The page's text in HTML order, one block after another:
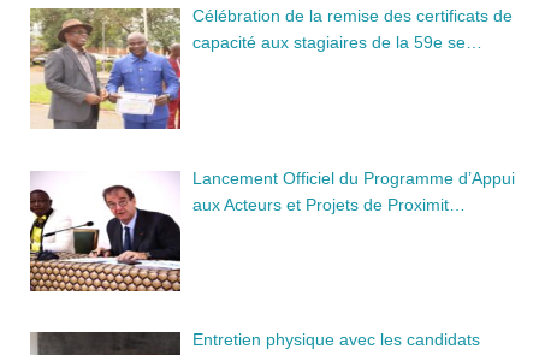
Célébration de la remise des certificats de
capacité aux stagiaires de la 59e se…
Lancement Officiel du Programme d’Appui
aux Acteurs et Projets de Proximit…
Entretien physique avec les candidats